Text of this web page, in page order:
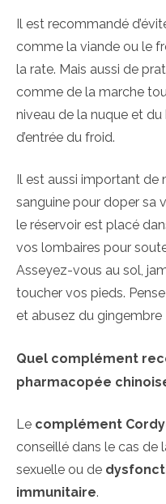
Il est recommandé
comme la viande ou le
la rate. Mais aussi de
comme de la marche
niveau de la nuque et
d’entrée du froid.
Il est aussi important de
sanguine pour doper sa
le réservoir est placé
vos lombaires pour
Asseyez-vous au sol,
toucher vos pieds.
et abusez du gingembre
Quel complément
pharmacopée
Le complément
conseillé dans le cas de
sexuelle ou de
immunitaire.